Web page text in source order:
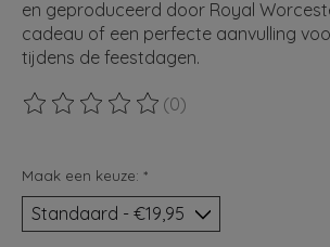
en geproduceerd door Royal
cadeau of een perfecte aanvulling
tijdens de feestdagen.
De beoordeling van dit product is
(0)
Maak een keuze: *